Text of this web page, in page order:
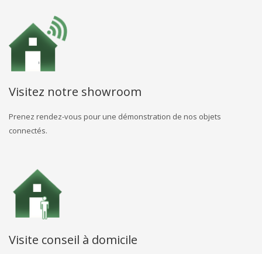
Visitez notre showroom
Prenez rendez-vous pour une démonstration de nos objets
connectés.
Visite conseil à domicile